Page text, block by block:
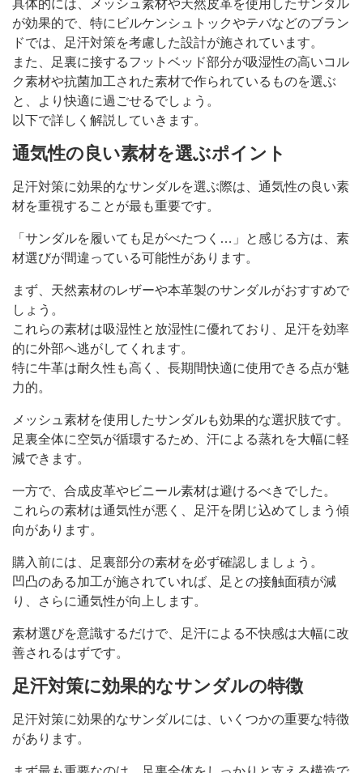
具体的には、メッシュ素材や天然皮革を使用したサンダル
が効果的で、特にビルケンシュトックやテバなどのブラン
ドでは、足汗対策を考慮した設計が施されています。
また、足裏に接するフットベッド部分が吸湿性の高いコル
ク素材や抗菌加工された素材で作られているものを選ぶ
と、より快適に過ごせるでしょう。
以下で詳しく解説していきます。
通気性の良い素材を選ぶポイント
足汗対策に効果的なサンダルを選ぶ際は、通気性の良い素
材を重視することが最も重要です。
「サンダルを履いても足がべたつく…」と感じる方は、素
材選びが間違っている可能性があります。
まず、天然素材のレザーや本革製のサンダルがおすすめで
しょう。
これらの素材は吸湿性と放湿性に優れており、足汗を効率
的に外部へ逃がしてくれます。
特に牛革は耐久性も高く、長期間快適に使用できる点が魅
力的。
メッシュ素材を使用したサンダルも効果的な選択肢です。
足裏全体に空気が循環するため、汗による蒸れを大幅に軽
減できます。
一方で、合成皮革やビニール素材は避けるべきでした。
これらの素材は通気性が悪く、足汗を閉じ込めてしまう傾
向があります。
購入前には、足裏部分の素材を必ず確認しましょう。
凹凸のある加工が施されていれば、足との接触面積が減
り、さらに通気性が向上します。
素材選びを意識するだけで、足汗による不快感は大幅に改
善されるはずです。
足汗対策に効果的なサンダルの特徴
足汗対策に効果的なサンダルには、いくつかの重要な特徴
があります。